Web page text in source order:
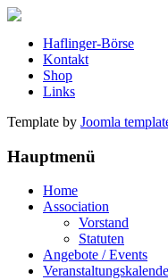
Haflinger-Börse
Kontakt
Shop
Links
Template by Joomla
Hauptmenü
Home
Association
Vorstand
Statuten
Angebote / Events